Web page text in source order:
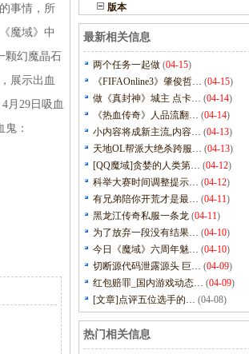
事情，所
魔域》中
颗幻魔晶石
展示出血
月29日吸血
：
版本
最新相关信息
两个任务一起做 (04-15)
《FIFAOnline3》肇俊哲… (04-15)
做《真封神》城主 点卡… (04-14)
《热血传奇》人品流翻… (04-14)
小内容将成新主流,内容… (04-13)
天地OL帮派大绝杀跨服… (04-13)
[QQ魔域]贪婪的人类第… (04-12)
科举大赛时间调整提示… (04-12)
有兄弟陪你开荒才是最… (04-11)
黑龙江传奇私服一条龙 (04-11)
为了放弃一段没有结果… (04-10)
今日《魔域》六周年魅… (04-10)
切断源代码泄露源头 巨… (04-09)
红包赔罪_国内游戏动态… (04-09)
[文章]点评五位选手的… (04-08)
热门相关信息